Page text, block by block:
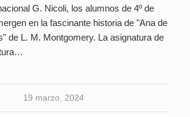
G. Nicoli, los alumnos de 4º de
en la fascinante historia de "Ana de
de L. M. Montgomery. La asignatura de
19 marzo, 2024